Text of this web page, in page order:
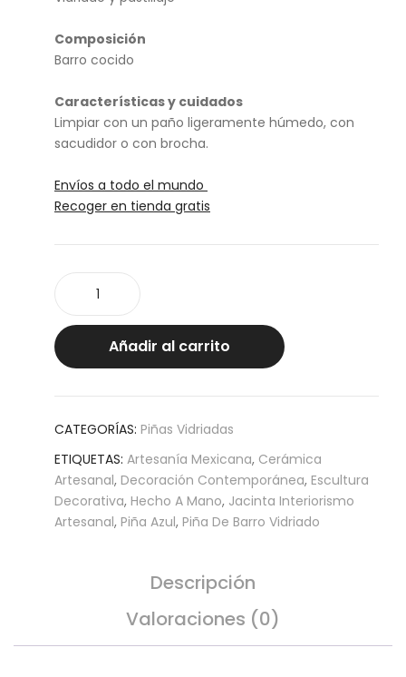
Composición
Barro cocido
Características y cuidados
Limpiar con un paño ligeramente húmedo, con
sacudidor o con brocha.
Envíos a todo el mundo
Recoger en tienda gratis
Madrí
45
cantidadAñadir al carrito
CATEGORÍAS: Piñas Vidriadas
ETIQUETAS: Artesanía Mexicana, Cerámica
Artesanal, Decoración Contemporánea, Escultura
Decorativa, Hecho A Mano, Jacinta Interiorismo
Artesanal, Piña Azul, Piña De Barro Vidriado
Descripción
Valoraciones (0)